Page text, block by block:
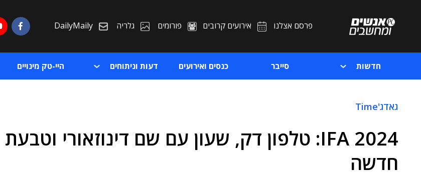
פרסם אצלנו אירועים קרובים פורומים גלריה DailyMaily
חדשות סייבר כנסים ואירועים דעות וניתוחים היי-טק מינויים
גאדג'Time
IFA 2024: טלפון דק, שעון עם שם דינוזאורי וטבעת
חדשה